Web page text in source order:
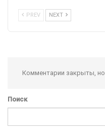
PREV NEXT
Комментарии закрыты, но
Поиск